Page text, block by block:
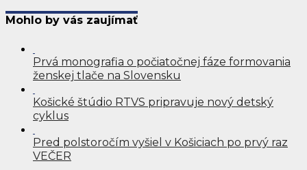
Mohlo by vás zaujímať
Prvá monografia o počiatočnej fáze formovania
ženskej tlače na Slovensku
Košické štúdio RTVS pripravuje nový detský
cyklus
Pred polstoročím vyšiel v Košiciach po prvý raz
VEČER